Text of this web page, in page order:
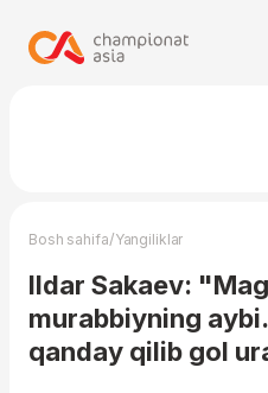
Bosh sahifa/Yangiliklar
Ildar Sakaev:
murabbiyning
qanday qilib gol